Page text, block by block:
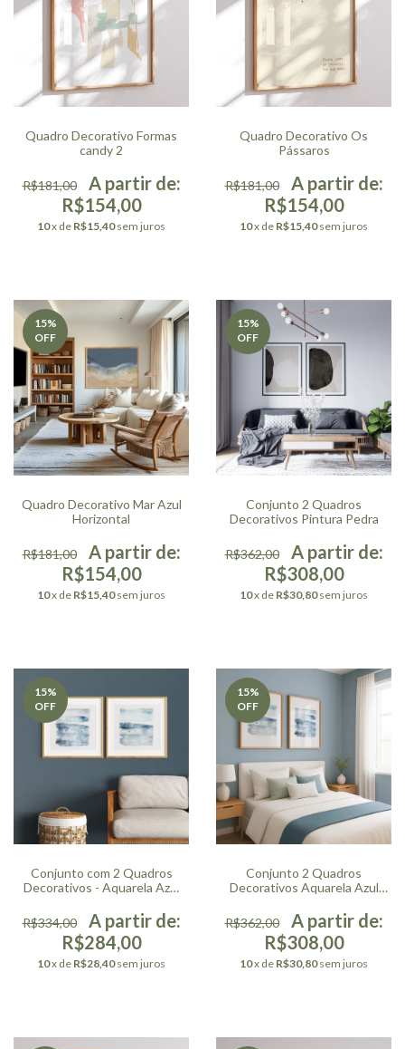
Quadro Decorativo Formas
candy 2
R$181,00
R$154,00
10x de R$15,40 sem juros
Quadro Decorativo Os
Pássaros
R$181,00
R$154,00
10x de R$15,40 sem juros
15%
OFF
Quadro Decorativo Mar Azul
Horizontal
R$181,00
R$154,00
10x de R$15,40 sem juros
15%
OFF
Conjunto 2 Quadros
Decorativos Pintura Pedra
R$362,00
R$308,00
10x de R$30,80 sem juros
15%
OFF
Conjunto com 2 Quadros
Decorativos - Aquarela Azul
R$334,00
R$284,00
10x de R$28,40 sem juros
15%
OFF
Conjunto 2 Quadros
Decorativos Aquarela Azul
R$362,00
R$308,00
10x de R$30,80 sem juros